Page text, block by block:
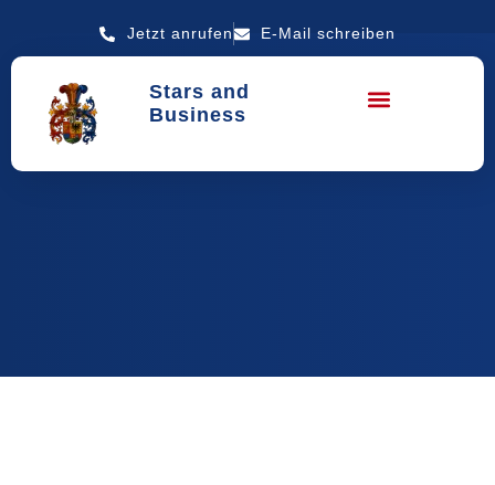
Jetzt anrufen E-Mail schreiben
Stars and
Business